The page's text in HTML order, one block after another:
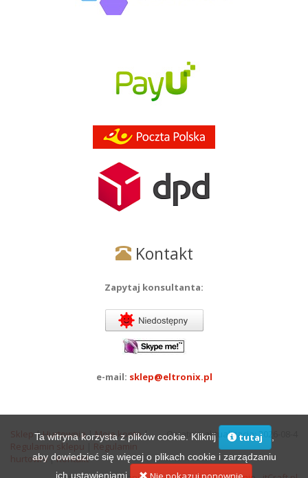
Kontakt
Zapytaj konsultanta:
e-mail: sklep@eltronix.pl
Ostatnia aktualizacja: 2026-08-4
Sklep |Hurtownia|Moje konto|
Regulamin sklepu
Regulamin
hurtowni|Kontakt
Ta witryna korzysta z plików cookie. Kliknij tutaj
aby dowiedzieć się więcej o plikach cookie i zarządzaniu
ich ustawieniami.